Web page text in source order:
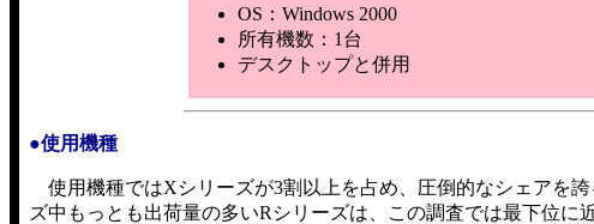
OS：Windows 2000
所有機数：1台
デスクトップと併用
●使用機種
使用機種ではXシリーズが3割以上を占め、圧倒的なシェアを誇
ズ中もっとも出荷量の多いRシリーズは、この調査では最下位に近